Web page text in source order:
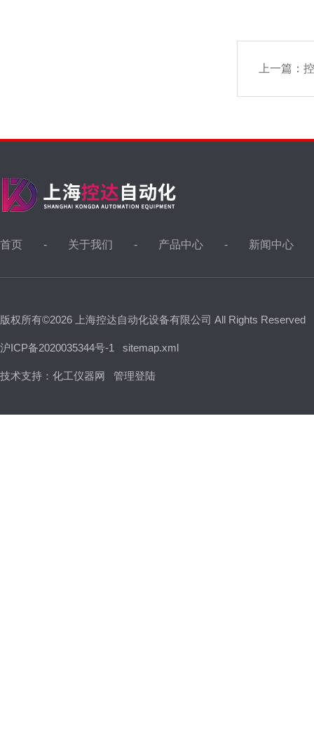
上一篇：
首页 关于我们 产品中心 新闻中心
版权所有©2026 上海控达自动化设备有限公司 All Rights Reserved
沪ICP备2020035344号-1 sitemap.xml
技术支持： 化工仪器网 管理登陆